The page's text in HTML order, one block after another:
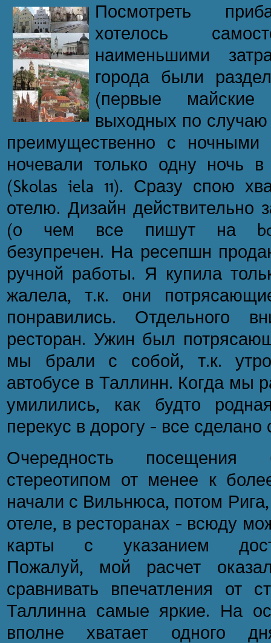
Посмотреть
хотелось
наименьшими
города были
(первые
выходных по случаю
преимущественно с ночными
ночевали только одну ночь
(Skolas iela 11). Сразу спою
отелю. Дизайн действительно
(о чем все пишут на
безупречен. На ресепшн
ручной работы. Я купила
жалела, т.к. они
понравились. Отдельного
ресторан. Ужин был
мы брали с собой, т.к.
автобусе в Таллинн. Когда мы
умилились, как будто
перекус в дорогу – все сделано
Очередность посещения
стереотипом от менее к
начали с Вильнюса, потом
отеле, в ресторанах – всюду
карты с указанием
Пожалуй, мой расчет
сравнивать впечатления от
Таллинна самые яркие. На
вполне хватает одного